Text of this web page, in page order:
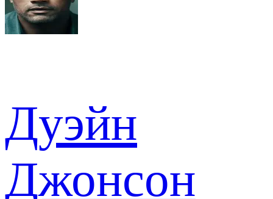
Дуэйн
Джонсон